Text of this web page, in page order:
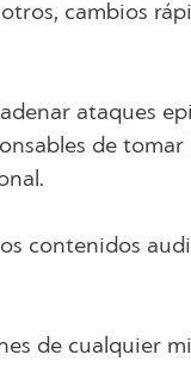
cambios
ataques
de tomar
contenidos
de cualquier